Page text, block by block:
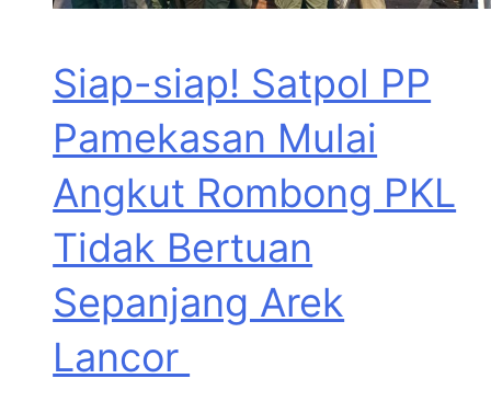
Siap-siap! Satpol PP
Pamekasan Mulai
Angkut Rombong PKL
Tidak Bertuan
Sepanjang Arek
Lancor